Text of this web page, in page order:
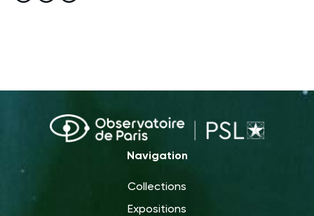
Navigation
Collections
Expositions